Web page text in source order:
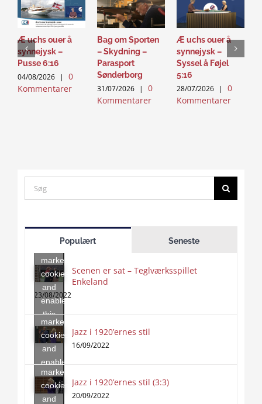
Æ uchs ouer å
synnejysk –
Pusse 6:16
04/08/2026 |
0
Kommentarer
Bag om Sporten
– Skydning –
Parasport
Sønderborg
31/07/2026 |
0
Kommentarer
Æ uchs ouer å
synnejysk –
Syssel å Føjel
5:16
28/07/2026 |
0
Kommentarer
Search
for:
Populært Seneste
accept
marketing
cookies
and
enable
this
content
Scenen er sat – Teglværksspillet
Enkeland
23/08/2022
Click
to
marketing
cookies
and
enable
this
content
Jazz i 1920’ernes stil
16/09/2022
Click
to
accept
marketing
cookies
and
Jazz i 1920’ernes stil (3:3)
20/09/2022